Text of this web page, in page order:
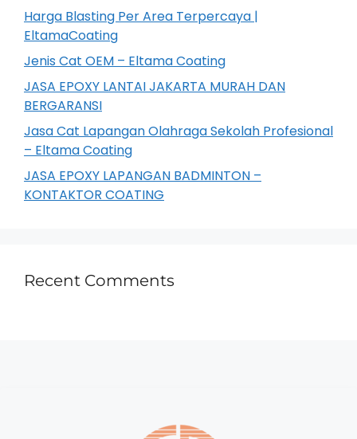
Harga Blasting Per Area Terpercaya |
EltamaCoating
Jenis Cat OEM – Eltama Coating
JASA EPOXY LANTAI JAKARTA MURAH DAN
BERGARANSI
Jasa Cat Lapangan Olahraga Sekolah Profesional
– Eltama Coating
JASA EPOXY LAPANGAN BADMINTON –
KONTAKTOR COATING
Recent Comments